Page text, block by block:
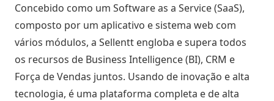
de
Leads
Gestão
de
Visitas
Concebido como um Software as a Service (SaaS),
composto por um aplicativo e sistema web com
vários módulos, a Sellentt engloba e supera todos
os recursos de Business Intelligence (BI), CRM e
Força de Vendas juntos. Usando de inovação e alta
tecnologia, é uma plataforma completa e de alta